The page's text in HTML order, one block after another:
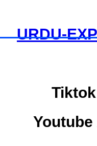
Tiktok
Youtube